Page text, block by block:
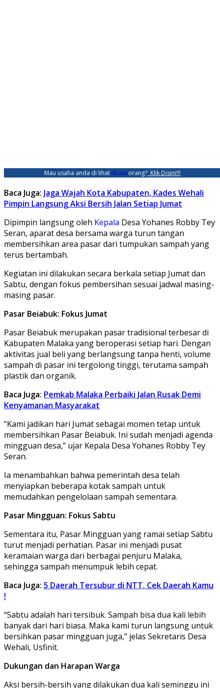
Mau usaha anda di lihatribuanorang? Klik Disini!!!
Baca Juga: Jaga Wajah Kota Kabupaten, Kades Wehali
Pimpin Langsung Aksi Bersih Jalan Setiap Jumat
Dipimpin langsung oleh Kepala Desa Yohanes Robby Tey
Seran, aparat desa bersama warga turun tangan
membersihkan area pasar dari tumpukan sampah yang
terus bertambah.
Kegiatan ini dilakukan secara berkala setiap Jumat dan
Sabtu, dengan fokus pembersihan sesuai jadwal masing-
masing pasar.
Pasar Beiabuk: Fokus Jumat
Pasar Beiabuk merupakan pasar tradisional terbesar di
Kabupaten Malaka yang beroperasi setiap hari. Dengan
aktivitas jual beli yang berlangsung tanpa henti, volume
sampah di pasar ini tergolong tinggi, terutama sampah
plastik dan organik.
Baca Juga: Pemkab Malaka Perbaiki Jalan Rusak Demi
Kenyamanan Masyarakat
“Kami jadikan hari Jumat sebagai momen tetap untuk
membersihkan Pasar Beiabuk. Ini sudah menjadi agenda
mingguan desa,” ujar Kepala Desa Yohanes Robby Tey
Seran.
Ia menambahkan bahwa pemerintah desa telah
menyiapkan beberapa kotak sampah untuk
memudahkan pengelolaan sampah sementara.
Pasar Mingguan: Fokus Sabtu
Sementara itu, Pasar Mingguan yang ramai setiap Sabtu
turut menjadi perhatian. Pasar ini menjadi pusat
keramaian warga dari berbagai penjuru Malaka,
sehingga sampah menumpuk lebih cepat.
Baca Juga: 5 Daerah Tersubur di NTT, Cek Daerah Kamu
!
“Sabtu adalah hari tersibuk. Sampah bisa dua kali lebih
banyak dari hari biasa. Maka kami turun langsung untuk
bersihkan pasar mingguan juga,” jelas Sekretaris Desa
Wehali, Usfinit.
Dukungan dan Harapan Warga
Aksi bersih-bersih yang dilakukan dua kali seminggu ini